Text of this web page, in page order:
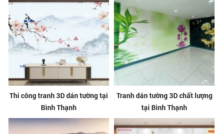
Thi công tranh 3D dán tường tại
Bình Thạnh
Tranh dán tường 3D chất lượng
tại Bình Thạnh